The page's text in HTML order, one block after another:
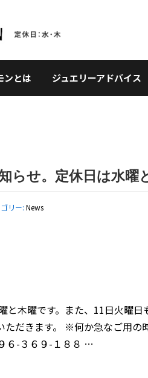
ンとは ジュエリーアドバイス
らせ。定休日は水曜
リー: News
と木曜です。また、11日火曜
ただきます。 ※何か急なご用の
６-３６９-１８８ …